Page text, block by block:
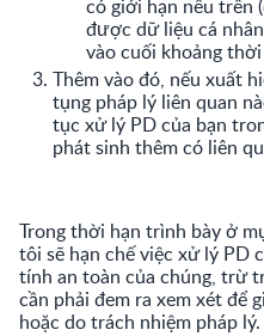
có giới hạn nêu trên
được dữ liệu cá
vào cuối khoảng
Thêm vào đó, nếu xuất
tụng pháp lý liên quan
tục xử lý PD của bạn
phát sinh thêm có liên
Trong thời hạn trình bày ở
tôi sẽ hạn chế việc xử lý PD
tính an toàn của chúng, trừ
cần phải đem ra xem xét để
hoặc do trách nhiệm pháp lý.